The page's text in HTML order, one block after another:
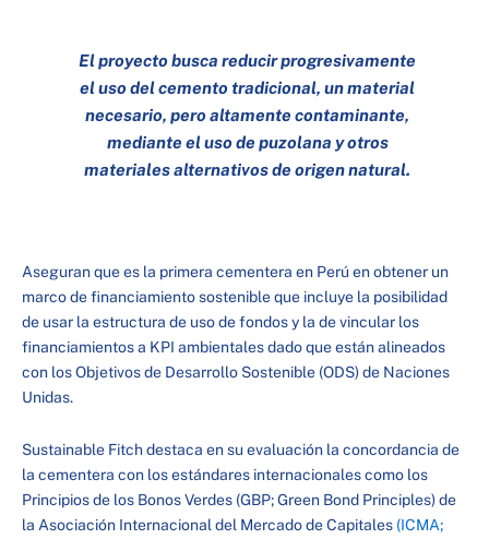
El proyecto busca reducir progresivamente
el uso del cemento tradicional, un material
necesario, pero altamente contaminante,
mediante el uso de puzolana y otros
materiales alternativos de origen natural.
Aseguran que es la primera cementera en Perú en obtener un
marco de financiamiento sostenible que incluye la posibilidad
de usar la estructura de uso de fondos y la de vincular los
financiamientos a KPI ambientales dado que están alineados
con los Objetivos de Desarrollo Sostenible (ODS) de Naciones
Unidas.
Sustainable Fitch destaca en su evaluación la concordancia de
la cementera con los estándares internacionales como los
Principios de los Bonos Verdes (GBP; Green Bond Principles) de
la Asociación Internacional del Mercado de Capitales (ICMA;